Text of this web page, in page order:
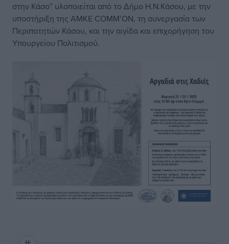
στην Κάσο” υλοποιείται από το Δήμο Η.Ν.Κάσου, με την
υποστήριξη της ΑΜΚΕ COMM’ON, τη συνεργασία των
Περιπατητών Κάσου, και την αιγίδα και επιχορήγηση του
Υπουργείου Πολιτισμού.